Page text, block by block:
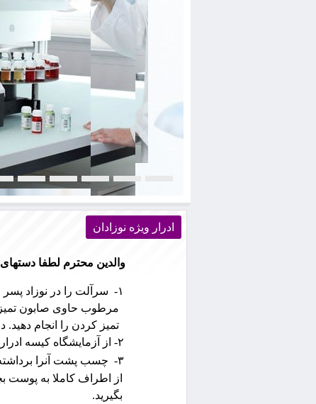
ادرار ويژه نوزادان
والدين محترم لطفا
سرآلت را در نوزاد
مرطوب حاوی صابون تميز
تميز كردن را انجام
از آزمايشگاه كيسه ادرار
چسب پشت آنرا برداشته
از اطراف كاملا به پوست
بگيريد.